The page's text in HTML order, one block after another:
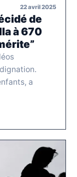
22 avril 2025
de
à 670
a